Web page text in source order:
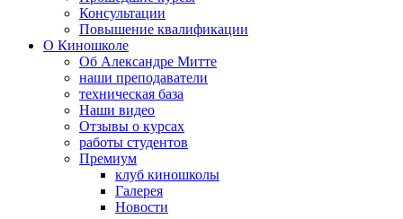
Консультации
Повышение квалификации
О Киношколе
Об Александре Митте
наши преподаватели
техническая база
Наши видео
Отзывы о курсах
работы студентов
Премиум
клуб киношколы
Галерея
Новости